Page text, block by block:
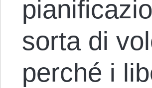
sorta di
perché i